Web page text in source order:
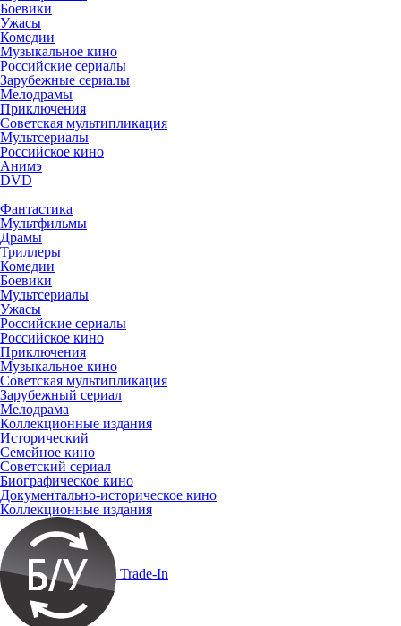
Боевики
Ужасы
Комедии
Музыкальное кино
Российские сериалы
Зарубежные сериалы
Мелодрамы
Приключения
Советская мультипликация
Мультсериалы
Российское кино
Анимэ
DVD
Фантастика
Мультфильмы
Драмы
Триллеры
Комедии
Боевики
Мультсериалы
Ужасы
Российские сериалы
Российское кино
Приключения
Музыкальное кино
Советская мультипликация
Зарубежный сериал
Мелодрама
Коллекционные издания
Исторический
Семейное кино
Советский сериал
Биографическое кино
Документально-историческое кино
Коллекционные издания
Trade-In